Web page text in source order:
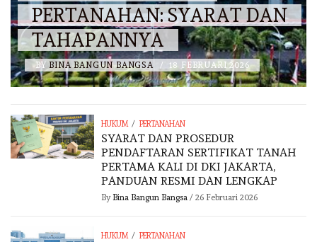
PERTANAHAN: SYARAT DAN
TAHAPANNYA
BY BINA BANGUN BANGSA / 18 FEBRUARI 2026
HUKUM / PERTANAHAN
SYARAT DAN PROSEDUR
PENDAFTARAN SERTIFIKAT TANAH
PERTAMA KALI DI DKI JAKARTA,
PANDUAN RESMI DAN LENGKAP
By Bina Bangun Bangsa / 26 Februari 2026
HUKUM / PERTANAHAN